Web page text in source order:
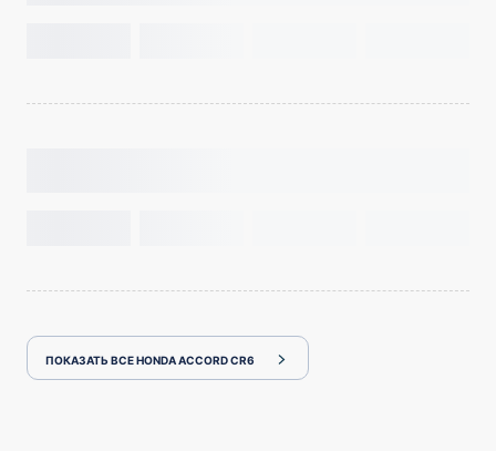
ПОКАЗАТЬ ВСЕ HONDA ACCORD CR6